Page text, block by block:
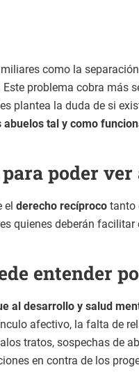
como la
problema cobra
plantea la duda de si
tal y como
poder ver
el derecho recíproco tanto
quienes deberán
entender
al desarrollo y salud
afectivo, la falta de
tratos, sospechas de
en contra de los